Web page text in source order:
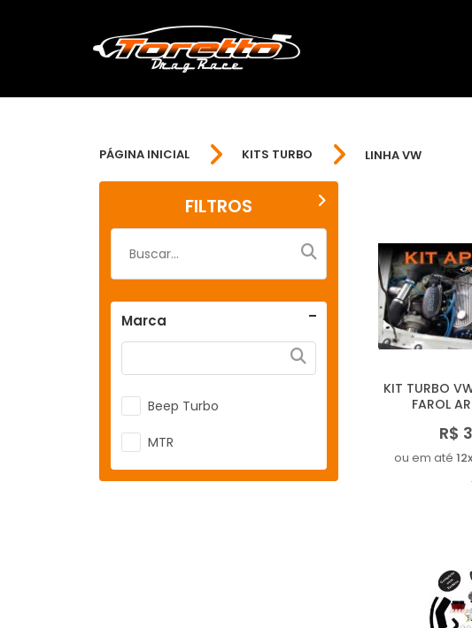
PÁGINA INICIAL KITS TURBO LINHA VW
FILTROS
Marca
Beep Turbo
MTR
KIT TURBO
FAROL
R$
ou em até 12x